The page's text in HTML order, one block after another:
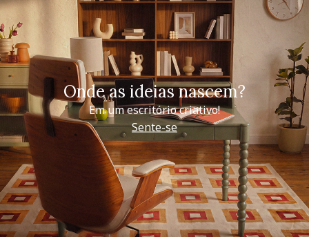
Onde as ideias nascem?
Em um escritório criativo!
Sente-se